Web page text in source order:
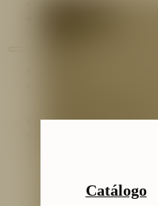
Preguntas frecuentes
Catálogo